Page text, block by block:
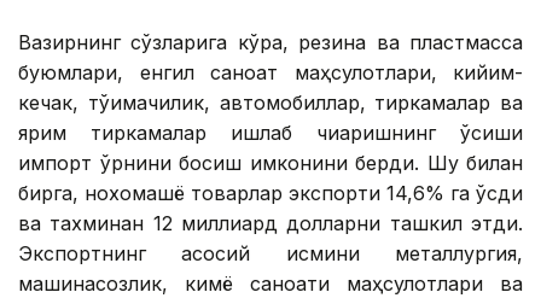
Вазирнинг сўзларига кўра, резина ва пластмасса
буюмлари, енгил саноат маҳсулотлари, кийим-
кечак, тўқимачилик, автомобиллар, тиркамалар ва
ярим тиркамалар ишлаб чиқаришнинг ўсиши
импорт ўрнини босиш имконини берди. Шу билан
бирга, нохомашё товарлар экспорти 14,6% га ўсди
ва тахминан 12 миллиард долларни ташкил этди.
Экспортнинг асосий қисмини металлургия,
машинасозлик, кимё саноати маҳсулотлари ва